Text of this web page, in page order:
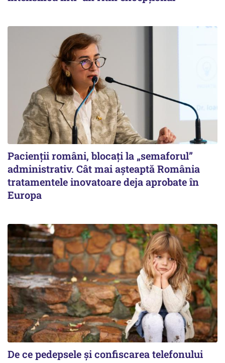
Pacienții români, blocați la „semaforul”
administrativ. Cât mai așteaptă România
tratamentele inovatoare deja aprobate în
Europa
De ce pedepsele și confiscarea telefonului